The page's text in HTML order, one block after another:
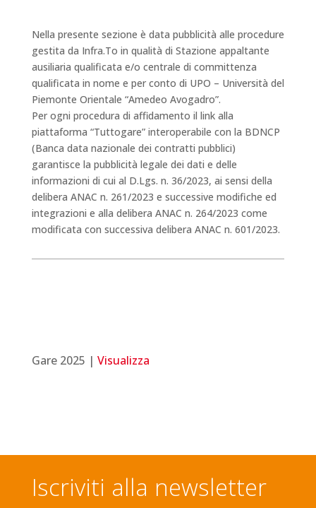
Nella presente sezione è data pubblicità alle procedure
gestita da Infra.To in qualità di Stazione appaltante
ausiliaria qualificata e/o centrale di committenza
qualificata in nome e per conto di UPO – Università del
Piemonte Orientale “Amedeo Avogadro”.
Per ogni procedura di affidamento il link alla
piattaforma “Tuttogare” interoperabile con la BDNCP
(Banca data nazionale dei contratti pubblici)
garantisce la pubblicità legale dei dati e delle
informazioni di cui al D.Lgs. n. 36/2023, ai sensi della
delibera ANAC n. 261/2023 e successive modifiche ed
integrazioni e alla delibera ANAC n. 264/2023 come
modificata con successiva delibera ANAC n. 601/2023.
Gare 2025 | Visualizza
Iscriviti alla newsletter